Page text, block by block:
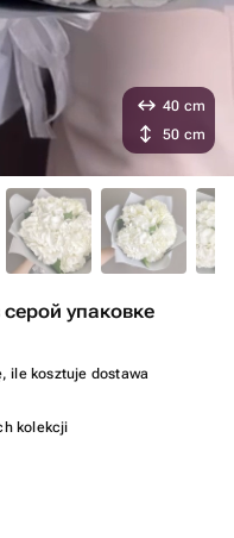
упаковке
ile kosztuje dostawa
kolekcji
40 cm
50 cm